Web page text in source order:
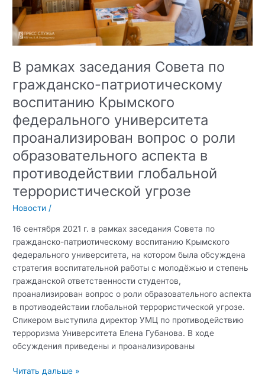
среднего
профессионального
образования
Крым
В рамках заседания Совета по
гражданско-патриотическому
воспитанию Крымского
федерального университета
проанализирован вопрос о роли
образовательного аспекта в
противодействии глобальной
террористической угрозе
Новости /
16 сентября 2021 г. в рамках заседания Совета по
гражданско-патриотическому воспитанию Крымского
федерального университета, на котором была обсуждена
стратегия воспитательной работы с молодёжью и степень
гражданской ответственности студентов,
проанализирован вопрос о роли образовательного аспекта
в противодействии глобальной террористической угрозе.
Спикером выступила директор УМЦ по противодействию
терроризма Университета Елена Губанова. В ходе
обсуждения приведены и проанализированы
В
Читать дальше »